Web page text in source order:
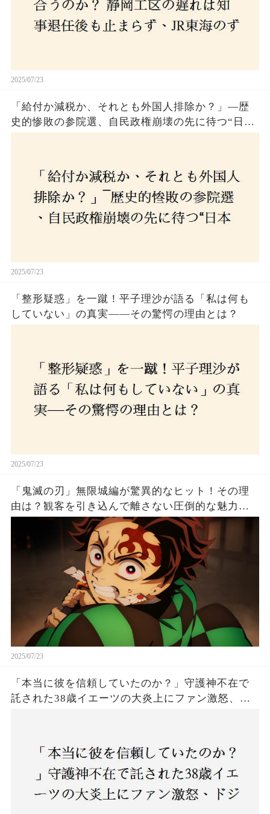
2025/07/23
「給付か減税か、それとも外国人排除か？」―歴
史的惨敗の参院選、自民政権崩壊の先に待つ“日本
2025/07/23
「整形疑惑」を一蹴！平子理沙が語る「私は何も
していない」の真実——その驚愕の理由とは？
2025/07/23
「鬼滅の刃」無限城編が驚異的なヒット！その理
由は？観客を引き込んで離さない圧倒的な魅力と
2025/07/23
「本当に彼を信頼していたのか？」守護神不在で
託された38歳イエーツの大炎上にファン激怒、ド